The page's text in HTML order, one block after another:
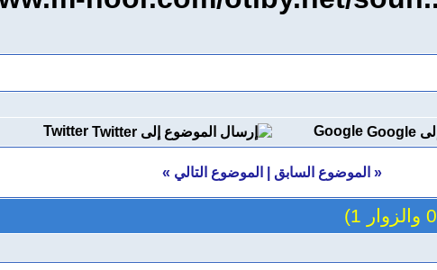
Google
Twitter
« الموضوع السابق الموضوع التالي »